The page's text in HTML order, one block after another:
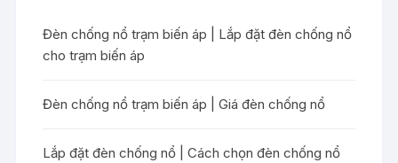
Đèn chống nổ trạm biến áp | Lắp đặt đèn chống nổ
cho trạm biến áp
Đèn chống nổ trạm biến áp | Giá đèn chống nổ
Lắp đặt đèn chống nổ | Cách chọn đèn chống nổ